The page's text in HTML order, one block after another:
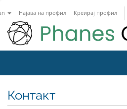
Најава на профил Креирај профил
Контакт